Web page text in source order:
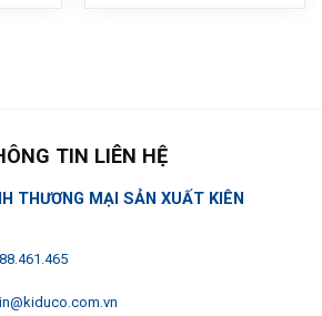
TIN LIÊN HỆ
THƯƠNG MẠI SẢN XUẤT KIÊN